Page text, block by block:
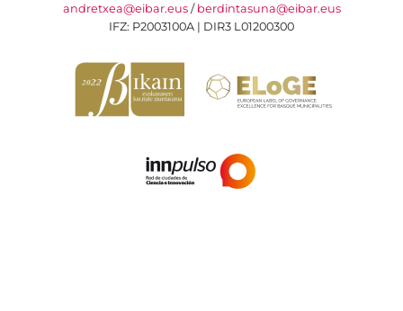
andretxea@eibar.eus/ berdintasuna@eibar.eus
IFZ: P2003100A | DIR3 L01200300